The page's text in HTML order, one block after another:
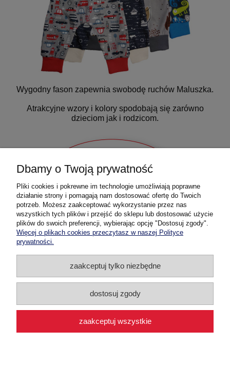
Wygodny fason zapewnia swobodę ruchów Maluszka.
Atrakcyjne wzory i kolory spodobają się zarówno
dzieciom jak i rodzicom.
Pomoc
Dostawa i płatność
Moje konto
Dbamy o Twoją prywatność
Pliki cookies i pokrewne im technologie umożliwiają poprawne
działanie strony i pomagają nam dostosować ofertę do Twoich
potrzeb. Możesz zaakceptować wykorzystanie przez nas
wszystkich tych plików i przejść do sklepu lub dostosować użycie
plików do swoich preferencji, wybierając opcję "Dostosuj zgody".
Więcej o plikach cookies przeczytasz w naszej Polityce
prywatności.
zaakceptuj tylko niezbędne
dostosuj zgody
zaakceptuj wszystkie